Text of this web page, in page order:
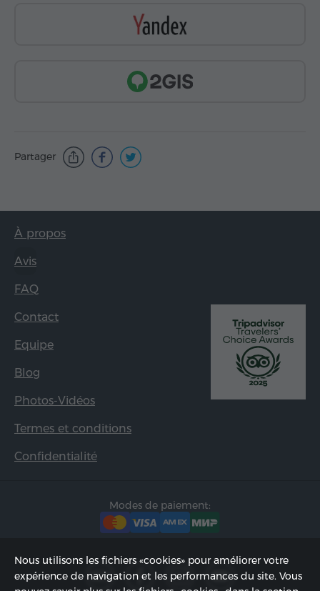
Partager
À propos
Avis
FAQ
Contact
Equipe
Blog
Photos-Vidéos
Termes et conditions
Confidentialité
Modes de paiement:
Nous utilisons les fichiers «cookies» pour améliorer votre
expérience de navigation et les performances du site. Vous